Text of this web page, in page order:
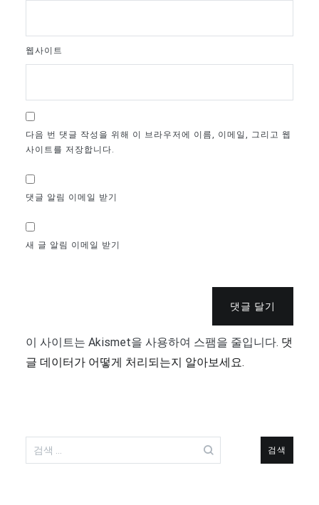
웹사이트
다음 번 댓글 작성을 위해 이 브라우저에 이름, 이메일, 그리고 웹
사이트를 저장합니다.
댓글 알림 이메일 받기
새 글 알림 이메일 받기
댓글 달기
이 사이트는 Akismet을 사용하여 스팸을 줄입니다. 댓
글 데이터가 어떻게 처리되는지 알아보세요.
색: